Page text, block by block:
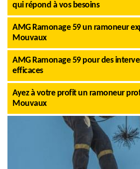
qui répond à vos besoins
AMG Ramonage 59 un ramoneur
Mouvaux
AMG Ramonage 59 pour des
efficaces
Ayez à votre profit un ramoneur
Mouvaux